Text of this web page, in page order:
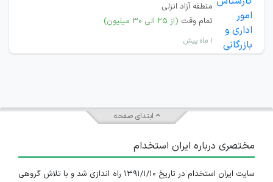
منطقه آزاد انزلی
تمام وقت (از ۲۵ الی ۳۰ میلیون)
۱ ماه پیش
ابتدای صفحه
مختصری درباره ایران استخدام
سایت ایران استخدام در تاریخ ۱۳۹۱/۱/۱۰ راه اندازی شد و با تلاش گروهی